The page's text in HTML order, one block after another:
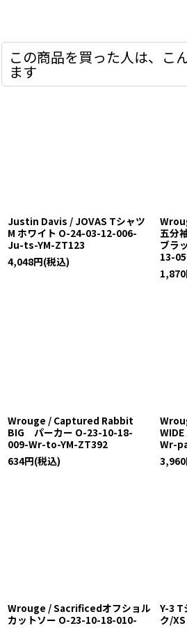
この商品を買った人は、こ
ます
Justin Davis / JOVAS Tシャツ
M ホワイト O-24-03-12-006-
Ju-ts-YM-ZT123
4,048円(税込)
五分
ブラ
13-
1,870
Wrouge / Captured Rabbit
BIG パーカー O-23-10-18-
009-Wr-to-YM-ZT392
634円(税込)
Wr-
3,960
Wrouge / Sacrificedオフショル
カットソー O-23-10-18-010-
Y-3 T
ク/